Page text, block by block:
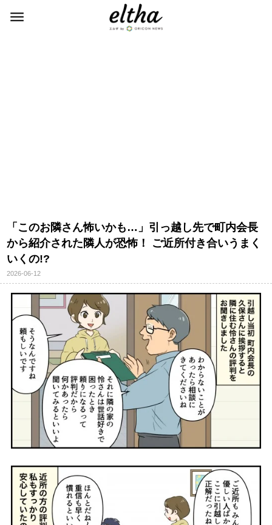
「このお隣さん怖いかも…」引っ越し先で町内会長
から紹介された隣人が恐怖！ ご近所付き合いうまく
いくの!?
2026-06-12